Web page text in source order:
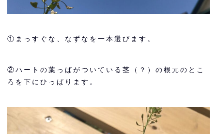
①まっすぐな、なずなを一本選びます。
②ハートの葉っぱがついている茎（？）の根元のとこ
ろを下にひっぱります。